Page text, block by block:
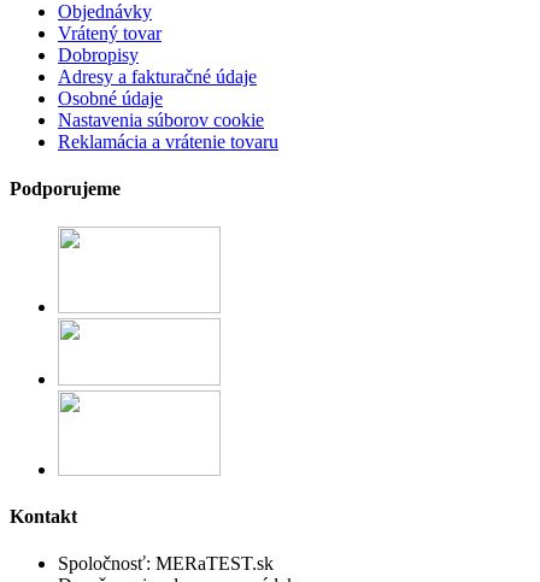
Objednávky
Vrátený tovar
Dobropisy
Adresy a fakturačné údaje
Osobné údaje
Nastavenia súborov cookie
Reklamácia a vrátenie tovaru
Podporujeme
Kontakt
Spoločnosť: MERaTEST.sk